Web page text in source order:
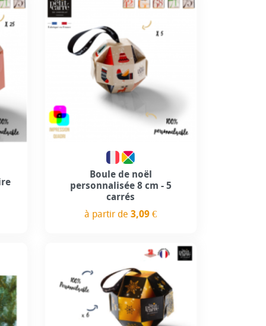
Personnalisation incluse
Boule de noël
personnalisée 8 cm - 5
carrés
à partir de3,09 €